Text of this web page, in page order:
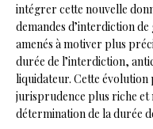
intégrer cette nouvelle
demandes d’interdiction
amenés à motiver plus
durée de l’interdiction,
liquidateur. Cette
jurisprudence plus riche et
détermination de la durée